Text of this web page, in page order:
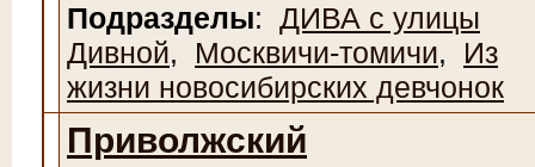
Подразделы: ДИВА с улицы
Дивной, Москвичи-томичи,
Из
жизни новосибирских девчонок
Приволжский